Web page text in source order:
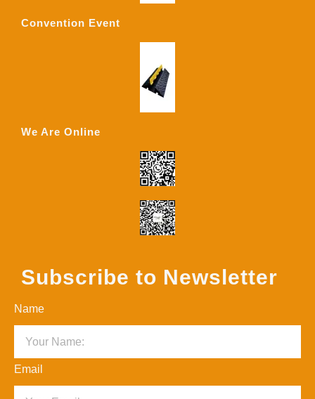
Convention Event
We Are Online
Subscribe to Newsletter
Name
Email